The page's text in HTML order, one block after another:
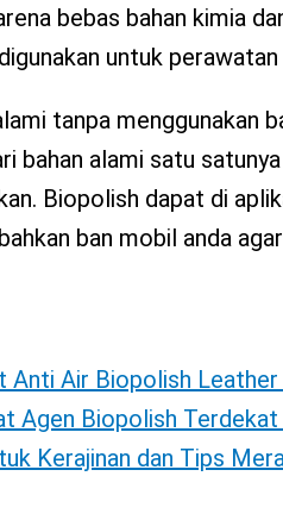
bebas bahan kimia
untuk
tanpa menggunakan
bahan alami satu
Biopolish dapat di
ban mobil anda
Air Biopolish Leather
Agen Biopolish
Kerajinan dan Tips